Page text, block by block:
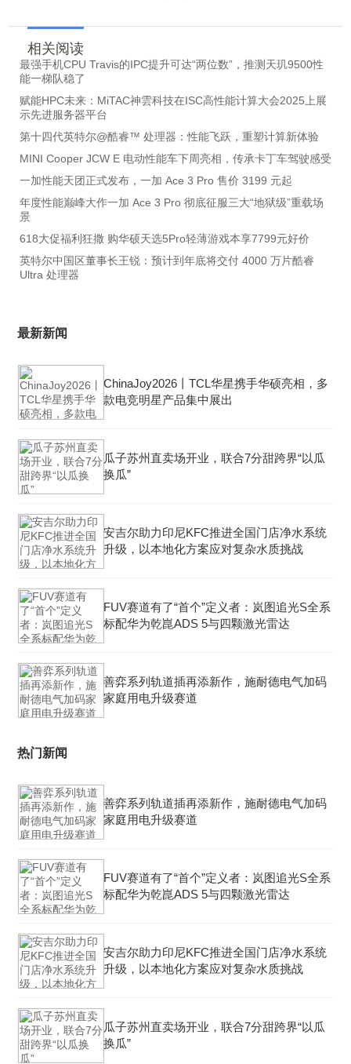
相关阅读
最强手机CPU Travis的IPC提升可达“两位数”，推测天玑9500性
能一梯队稳了
赋能HPC未来：MiTAC神雲科技在ISC高性能计算大会2025上展
示先进服务器平台
第十四代英特尔@酷睿™ 处理器：性能飞跃，重塑计算新体验
MINI Cooper JCW E 电动性能车下周亮相，传承卡丁车驾驶感受
一加性能天团正式发布，一加 Ace 3 Pro 售价 3199 元起
年度性能巅峰大作一加 Ace 3 Pro 彻底征服三大“地狱级”重载场
景
618大促福利狂撒 购华硕天选5Pro轻薄游戏本享7799元好价
英特尔中国区董事长王锐：预计到年底将交付 4000 万片酷睿
Ultra 处理器
最新新闻
ChinaJoy2026丨TCL华星携手华硕亮相，多
款电竞明星产品集中展出
瓜子苏州直卖场开业，联合7分甜跨界“以瓜
换瓜”
安吉尔助力印尼KFC推进全国门店净水系统
升级，以本地化方案应对复杂水质挑战
FUV赛道有了“首个”定义者：岚图追光S全系
标配华为乾崑ADS 5与四颗激光雷达
善弈系列轨道插再添新作，施耐德电气加码
家庭用电升级赛道
热门新闻
善弈系列轨道插再添新作，施耐德电气加码
家庭用电升级赛道
FUV赛道有了“首个”定义者：岚图追光S全系
标配华为乾崑ADS 5与四颗激光雷达
安吉尔助力印尼KFC推进全国门店净水系统
升级，以本地化方案应对复杂水质挑战
瓜子苏州直卖场开业，联合7分甜跨界“以瓜
换瓜”